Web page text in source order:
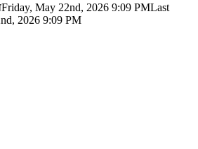
Friday, May 22nd, 2026 9:09 PMLast
2026 9:09 PM